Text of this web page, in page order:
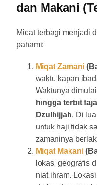
dan Makani
Miqat terbagi menjadi
pahami:
Miqat Zamani
waktu kapan
Waktunya
hingga terbit
Dzulhijjah. Di
untuk haji tidak
zamaninya
Miqat Makani
lokasi geografis
niat ihram.